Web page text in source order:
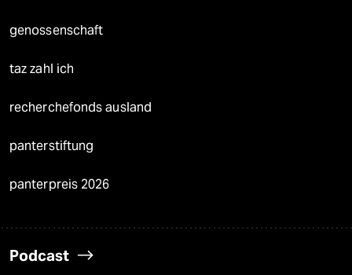
genossenschaft
taz zahl ich
recherchefonds ausland
panterstiftung
panterpreis 2026
Podcast